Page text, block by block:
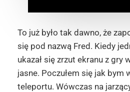
To już było tak dawno, że
się pod nazwą Fred. Kiedy
ukazał się zrzut ekranu z gry
jasne. Poczułem się jak bym
teleportu. Wówczas na